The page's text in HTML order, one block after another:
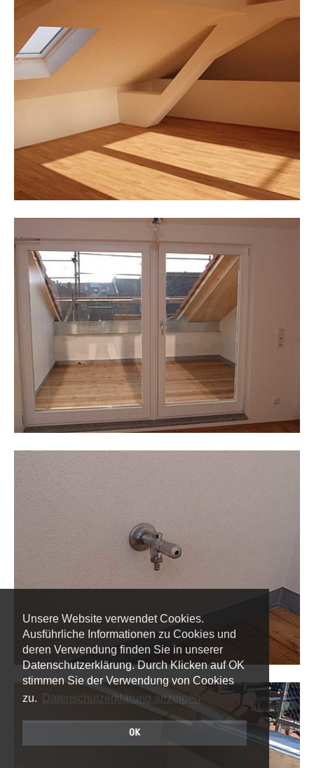
Unsere Website verwendet Cookies.
Ausführliche Informationen zu Cookies und
deren Verwendung finden Sie in unserer
Datenschutzerklärung. Durch Klicken auf OK
stimmen Sie der Verwendung von Cookies
zu.
Datenschutzerklärung anzeigen
OK